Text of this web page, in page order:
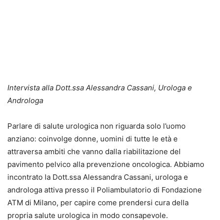
Intervista alla Dott.ssa Alessandra Cassani, Urologa e
Androloga
Parlare di salute urologica non riguarda solo l’uomo
anziano: coinvolge donne, uomini di tutte le età e
attraversa ambiti che vanno dalla riabilitazione del
pavimento pelvico alla prevenzione oncologica. Abbiamo
incontrato la Dott.ssa Alessandra Cassani, urologa e
androloga attiva presso il Poliambulatorio di Fondazione
ATM di Milano, per capire come prendersi cura della
propria salute urologica in modo consapevole.